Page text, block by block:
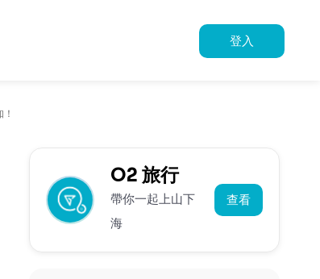
登入
O2 旅行
帶你一起上山下
海
查看